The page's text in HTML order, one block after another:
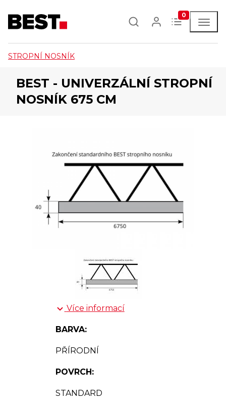
0
STROPNÍ NOSNÍK
BEST - UNIVERZÁLNÍ STROPNÍ
NOSNÍK 675 CM
Více informací
BARVA:
PŘÍRODNÍ
POVRCH:
STANDARD